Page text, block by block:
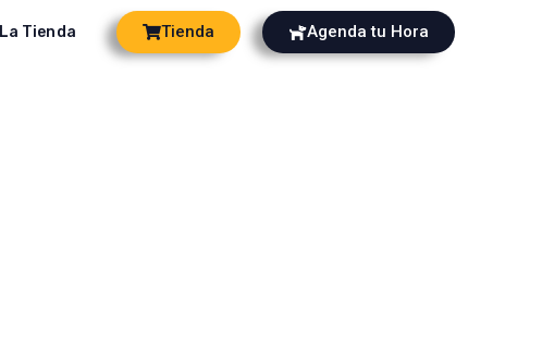
La Tienda Tienda Agenda tu Hora